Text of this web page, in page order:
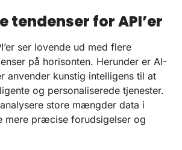
tendenser for API’er
ser lovende ud med flere
på horisonten. Herunder er AI-
anvender kunstig intelligens til at
og personaliserede tjenester.
analysere store mængder data i
mere præcise forudsigelser og